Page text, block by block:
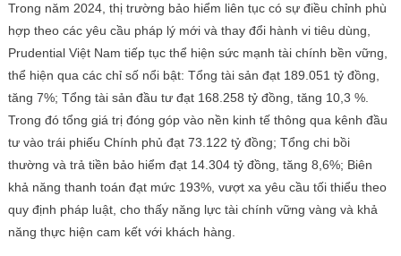
Trong năm 2024, thị trường bảo hiểm liên tục có sự điều chỉnh phù
hợp theo các yêu cầu pháp lý mới và thay đổi hành vi tiêu dùng,
Prudential Việt Nam tiếp tục thể hiện sức mạnh tài chính bền vững,
thể hiện qua các chỉ số nổi bật: Tổng tài sản đạt 189.051 tỷ đồng,
tăng 7%; Tổng tài sản đầu tư đạt 168.258 tỷ đồng, tăng 10,3 %.
Trong đó tổng giá trị đóng góp vào nền kinh tế thông qua kênh đầu
tư vào trái phiếu Chính phủ đạt 73.122 tỷ đồng; Tổng chi bồi
thường và trả tiền bảo hiểm đạt 14.304 tỷ đồng, tăng 8,6%; Biên
khả năng thanh toán đạt mức 193%, vượt xa yêu cầu tối thiểu theo
quy định pháp luật, cho thấy năng lực tài chính vững vàng và khả
năng thực hiện cam kết với khách hàng.